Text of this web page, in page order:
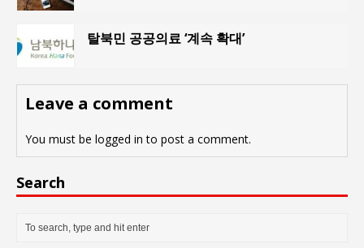
탈북민 공공의료 ‘계속 확대’
Leave a comment
You must be logged in to post a comment.
Search